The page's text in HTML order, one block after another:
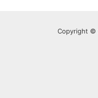
Copyright ©